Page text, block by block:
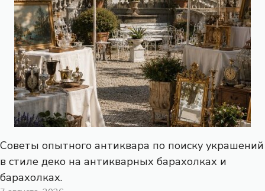
Советы опытного антиквара по поиску украшений
в стиле деко на антикварных барахолках и
барахолках.